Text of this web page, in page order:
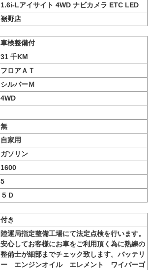
1.6i-Lアイサイト 4WD ナビカメラ ETC LED
裾野店
車検整備付
31 千KM
フロアＡＴ
シルバーＭ
4WD
無
自家用
ガソリン
1600
5
５Ｄ
付き
陸運局指定整備工場にて法定点検を行います。
安心してお客様にお車をご利用頂く為に熟練の
整備士が細部までチェック致します。バッテリ
ー エンジンオイル エレメント ワイパーゴ